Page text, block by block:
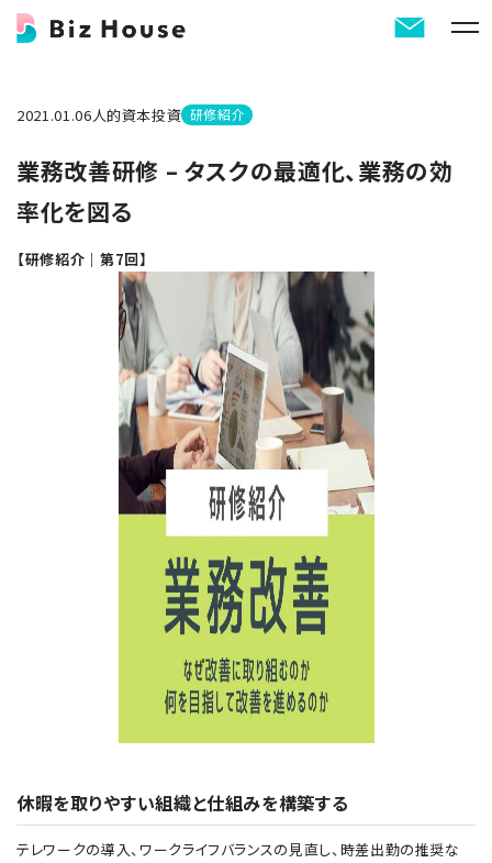
業務改善研修 – タスクの最適化、業務の効
率化を図る
2021.01.06人的資本投資 研修紹介
【研修紹介｜第7回】
休暇を取りやすい組織と仕組みを構築する
テレワークの導入、ワークライフバランスの見直し、時差出勤の推奨な